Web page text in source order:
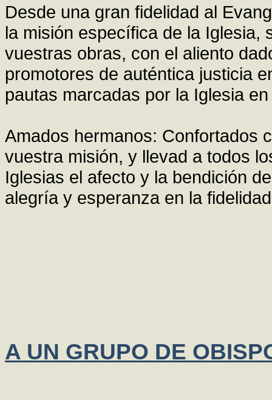
Desde una gran fidelidad al
la misión específica de la
vuestras obras, con el aliento
promotores de auténtica justicia
pautas marcadas por la Iglesia
Amados hermanos: Confortados
vuestra misión, y llevad a todos
Iglesias el afecto y la bendición
alegría y esperanza en la
A UN GRUPO DE